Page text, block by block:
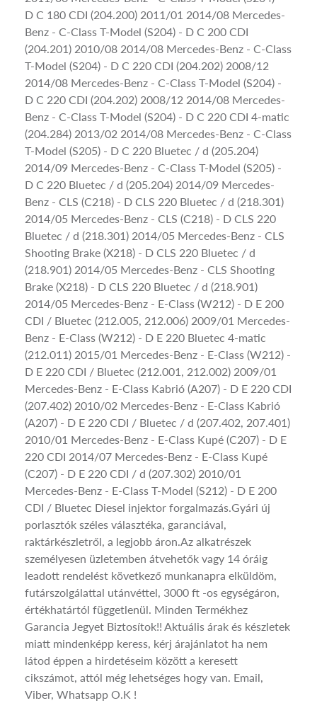
D C 180 CDI (204.200) 2011/01 2014/08 Mercedes-
Benz - C-Class T-Model (S204) - D C 200 CDI
(204.201) 2010/08 2014/08 Mercedes-Benz - C-Class
T-Model (S204) - D C 220 CDI (204.202) 2008/12
2014/08 Mercedes-Benz - C-Class T-Model (S204) -
D C 220 CDI (204.202) 2008/12 2014/08 Mercedes-
Benz - C-Class T-Model (S204) - D C 220 CDI 4-matic
(204.284) 2013/02 2014/08 Mercedes-Benz - C-Class
T-Model (S205) - D C 220 Bluetec / d (205.204)
2014/09 Mercedes-Benz - C-Class T-Model (S205) -
D C 220 Bluetec / d (205.204) 2014/09 Mercedes-
Benz - CLS (C218) - D CLS 220 Bluetec / d (218.301)
2014/05 Mercedes-Benz - CLS (C218) - D CLS 220
Bluetec / d (218.301) 2014/05 Mercedes-Benz - CLS
Shooting Brake (X218) - D CLS 220 Bluetec / d
(218.901) 2014/05 Mercedes-Benz - CLS Shooting
Brake (X218) - D CLS 220 Bluetec / d (218.901)
2014/05 Mercedes-Benz - E-Class (W212) - D E 200
CDI / Bluetec (212.005, 212.006) 2009/01 Mercedes-
Benz - E-Class (W212) - D E 220 Bluetec 4-matic
(212.011) 2015/01 Mercedes-Benz - E-Class (W212) -
D E 220 CDI / Bluetec (212.001, 212.002) 2009/01
Mercedes-Benz - E-Class Kabrió (A207) - D E 220 CDI
(207.402) 2010/02 Mercedes-Benz - E-Class Kabrió
(A207) - D E 220 CDI / Bluetec / d (207.402, 207.401)
2010/01 Mercedes-Benz - E-Class Kupé (C207) - D E
220 CDI 2014/07 Mercedes-Benz - E-Class Kupé
(C207) - D E 220 CDI / d (207.302) 2010/01
Mercedes-Benz - E-Class T-Model (S212) - D E 200
CDI / Bluetec Diesel injektor forgalmazás.Gyári új
porlasztók széles választéka, garanciával,
raktárkészletről, a legjobb áron.Az alkatrészek
személyesen üzletemben átvehetők vagy 14 óráig
leadott rendelést következő munkanapra elküldöm,
futárszolgálattal utánvéttel, 3000 ft -os egységáron,
értékhatártól függetlenül. Minden Termékhez
Garancia Jegyet Biztosítok!! Aktuális árak és készletek
miatt mindenképp keress, kérj árajánlatot ha nem
látod éppen a hirdetéseim között a keresett
cikszámot, attól még lehetséges hogy van. Email,
Viber, Whatsapp O.K !